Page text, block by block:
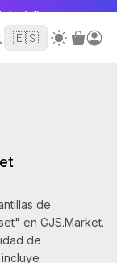
código
de tu primer
🇪🇸
de
en GJS.Market.
de